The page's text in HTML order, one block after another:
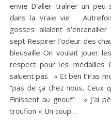
envie D’aller traîner un
dans la vraie vie
gosses allaient
sept Respirer l’odeur des
bleusaille On voulait jouer
respect pour les médailles
saluent pas « Et ben t’iras
“pas de ça chez nous, Ceux
Finissent au gnouf” « J’ai
troufion « Un coup…